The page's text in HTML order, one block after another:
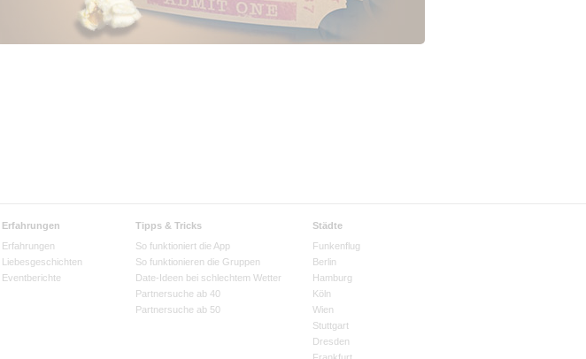
Erfahrungen
Erfahrungen
Liebesgeschichten
Eventberichte
Tipps & Tricks
So funktioniert die App
So funktionieren die Gruppen
Date-Ideen bei schlechtem Wetter
Partnersuche ab 40
Partnersuche ab 50
Städte
Funkenflug
Berlin
Hamburg
Köln
Wien
Stuttgart
Dresden